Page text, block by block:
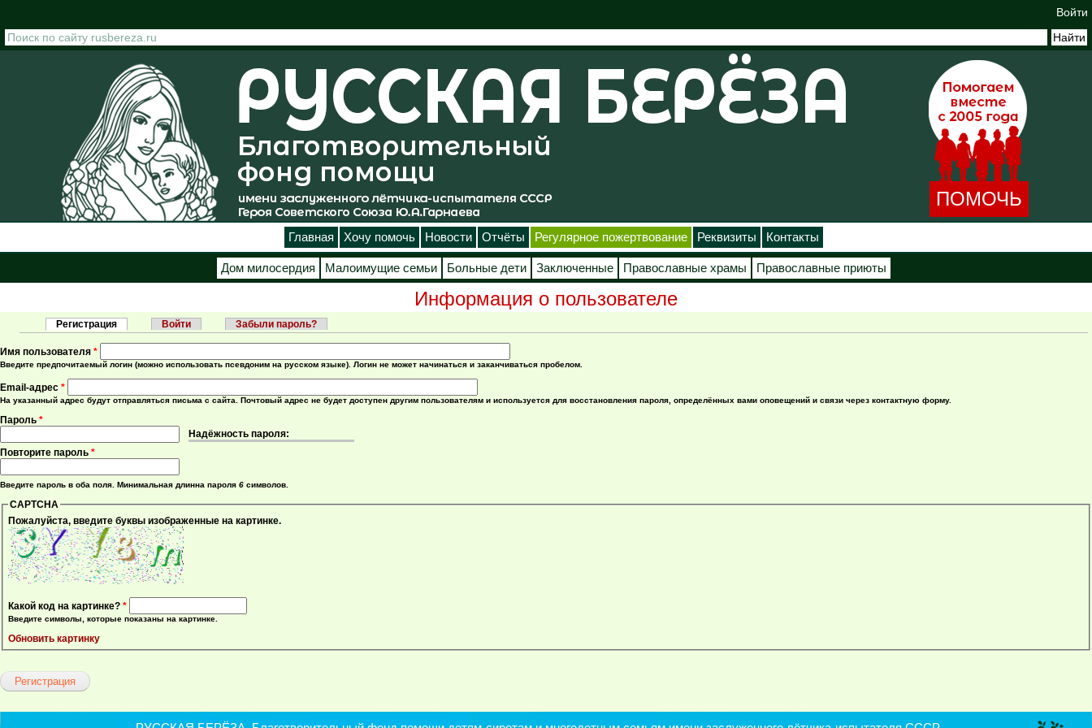
Войти
ПОМОЧЬ
Главная Хочу помочь Новости Отчёты Регулярное пожертвование Реквизиты Контакты
Дом милосердия Малоимущие семьи Больные дети Заключенные Православные храмы Православные приюты
Информация о пользователе
Главные вкладки
Регистрация (активная вкладка)
Войти Забыли пароль?
Имя пользователя *
Введите предпочитаемый логин (можно использовать псевдоним на русском языке). Логин не может начинаться и заканчиваться пробелом.
Email-адрес *
На указанный адрес будут отправляться письма с сайта. Почтовый адрес не будет доступен другим пользователям и используется для восстановления пароля, определённых вами оповещений и связи через контактную форму.
Надёжность пароля:
Пароль *
Повторите пароль *
Введите пароль в оба поля. Минимальная длинна пароля 6 символов.
CAPTCHA
Пожалуйста, введите буквы изображенные на картинке.
Какой код на картинке? *
Введите символы, которые показаны на картинке.
Обновить картинку